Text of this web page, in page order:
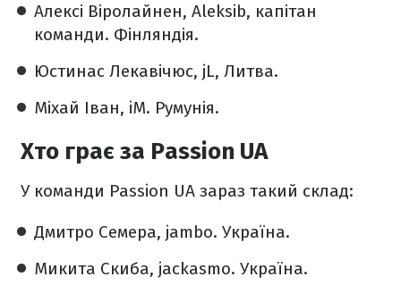
Алексі Віролайнен, Aleksib, капітан
команди. Фінляндія.
Юстинас Лекавічюс, jL, Литва.
Міхай Іван, iM. Румунія.
Хто грає за Passion UA
У команди Passion UA зараз такий склад:
Дмитро Семера, jambo. Україна.
Микита Скиба, jackasmo. Україна.